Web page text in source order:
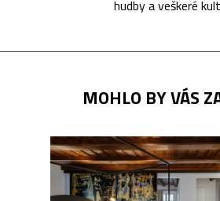
hudby a veškeré
MOHLO BY VÁS